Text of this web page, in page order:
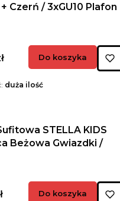
Czerń / 3xGU10 Plafon
Do koszyka
duża ilość
STELLA KIDS
Beżowa Gwiazdki /
Do koszyka